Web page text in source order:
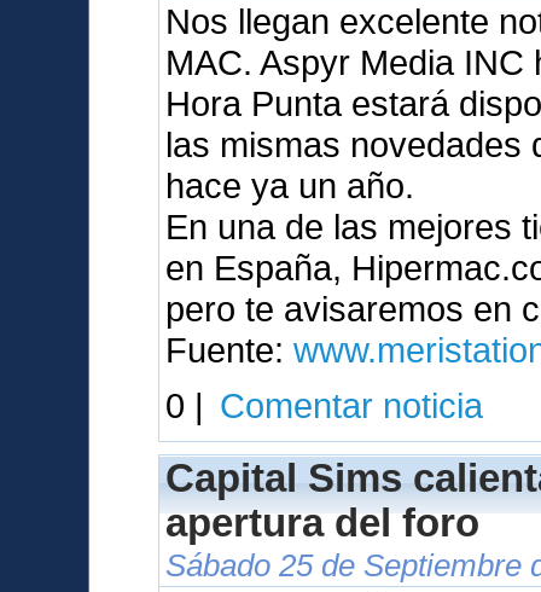
Nos llegan excelente
MAC. Aspyr Media
Hora Punta estará
las mismas novedades
hace ya un año.
En una de las mejores
en España,
pero te avisaremos en
Fuente:
0 | Comentar noticia
Capital Sims
apertura del foro
Sábado 25 de Septiembre